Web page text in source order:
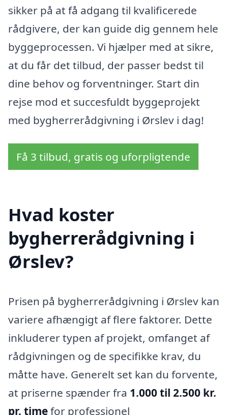
sikker på at få adgang til kvalificerede
rådgivere, der kan guide dig gennem hele
byggeprocessen. Vi hjælper med at sikre,
at du får det tilbud, der passer bedst til
dine behov og forventninger. Start din
rejse mod et succesfuldt byggeprojekt
med bygherrerådgivning i Ørslev i dag!
Få 3 tilbud, gratis og uforpligtende
Hvad koster
bygherrerådgivning i
Ørslev?
Prisen på bygherrerådgivning i Ørslev kan
variere afhængigt af flere faktorer. Dette
inkluderer typen af projekt, omfanget af
rådgivningen og de specifikke krav, du
måtte have. Generelt set kan du forvente,
at priserne spænder fra 1.000 til 2.500 kr.
pr. timefor professionel